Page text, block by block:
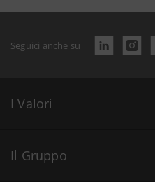
Seguici anche su
I Valori
Il Gruppo